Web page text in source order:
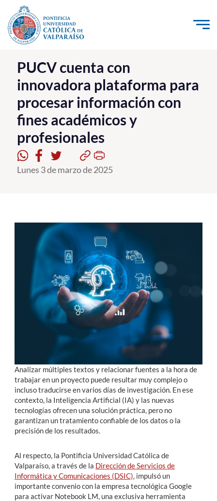
Click acá para ir directamente al contenido
La Universidad
Investigación, Creación e Innovación
PUCV Internacional
Vinculación con el Medio
Admisión
Pregrado
Estudiantes
Académicos
Funcionarios
Alumni
PUCV cuenta con
innovadora plataforma para
procesar información con
fines académicos y
profesionales
Lunes 3 de marzo de 2025
Analizar múltiples textos y relacionar fuentes a la hora de
trabajar en un proyecto puede resultar muy complejo o
incluso traducirse en varios días de investigación. En ese
contexto, la Inteligencia Artificial (IA) y las nuevas
tecnologías ofrecen una solución práctica, pero no
garantizan un tratamiento confiable de los datos o la
precisión de los resultados.
Al respecto, la Pontificia Universidad Católica de
Valparaíso, a través de la Dirección de Servicios de
Informática y Comunicaciones (DSIC) , impulsó un
importante convenio con la empresa tecnológica Google
para activar Notebook LM, una exclusiva herramienta